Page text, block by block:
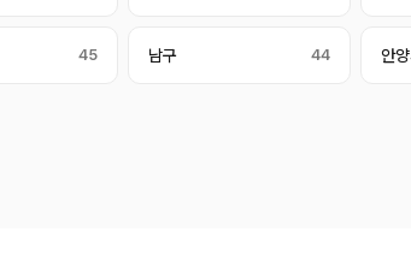
45 남구 44 안양